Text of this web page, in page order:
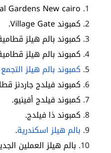
Gardens New cairo.
كمبوند Village Gate.
كمبوند بالم هيلز
كمبوند بالم هيلز قطامية
كمبوند بالم هيلز
كمبوند فيلدج جاردنز
كمبوند فيلدج أفينيو.
كمبوند ذا فيلدج.
بالم هيلز اسكندرية.
بالم هيلز العملين